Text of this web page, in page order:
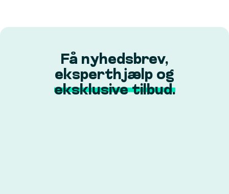
Få nyhedsbrev,
eksperthjælp og
eksklusive tilbud.